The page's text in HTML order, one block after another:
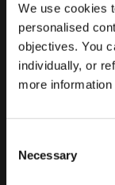
We use cookies
personalised
objectives. You
individually, or
more
Selection
Necessary